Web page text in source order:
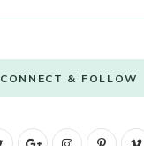
CONNECT & FOLLOW